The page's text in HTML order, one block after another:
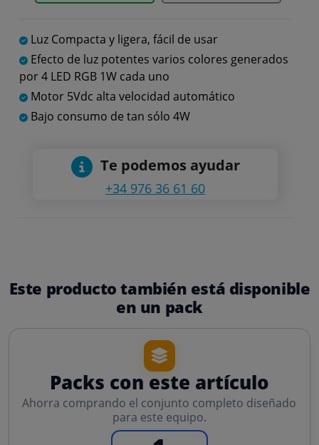
Luz Compacta y ligera, fácil de usar
Efecto de luz potentes varios colores generados
por 4 LED RGB 1W cada uno
Motor 5Vdc alta velocidad automático
Bajo consumo de tan sólo 4W
Te podemos ayudar
+34 976 36 61 60
Este producto también está disponible
en un pack
Packs con este artículo
Ahorra comprando el conjunto completo diseñado
para este equipo.